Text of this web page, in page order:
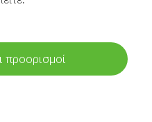
προορισμοί